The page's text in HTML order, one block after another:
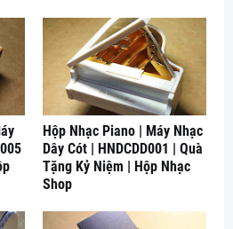
Hộp Nhạc Piano | Máy Nhạc
Dây Cót | HNDCDD001 | Quà
Tặng Kỷ Niệm | Hộp Nhạc
Shop